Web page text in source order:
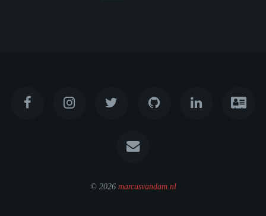
© 2026 marcusvandam.nl